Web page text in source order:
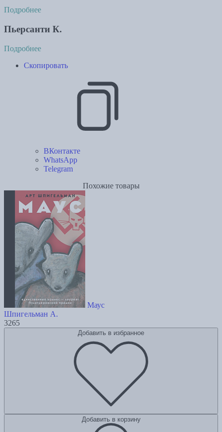
Подробнее
Пьерсанти К.
Подробнее
Скопировать
ВКонтакте
WhatsApp
Telegram
Похожие товары
Маус
Шпигельман А.
3265
Добавить в избранное
Добавить в корзину